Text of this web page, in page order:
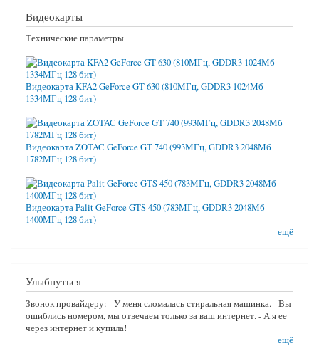
Видеокарты
Технические параметры
Видеокарта KFA2 GeForce GT 630 (810МГц, GDDR3 1024Мб
1334МГц 128 бит)
Видеокарта ZOTAC GeForce GT 740 (993МГц, GDDR3 2048Мб
1782МГц 128 бит)
Видеокарта Palit GeForce GTS 450 (783МГц, GDDR3 2048Мб
1400МГц 128 бит)
ещё
Улыбнуться
Звонок провайдеру: - У меня сломалась стиральная машинка. - Вы
ошиблись номером, мы отвечаем только за ваш интернет. - А я ее
через интернет и купила!
ещё